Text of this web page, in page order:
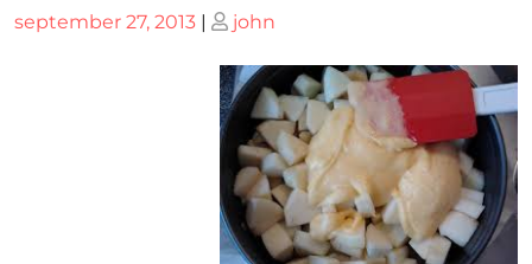
Geplaatst
september 27, 2013 | Geplaatst
john